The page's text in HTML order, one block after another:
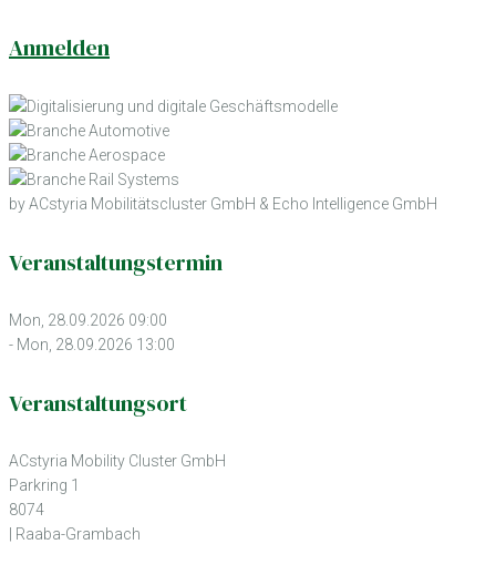
Anmelden
by ACstyria Mobilitätscluster GmbH & Echo Intelligence GmbH
Veranstaltungstermin
Mon, 28.09.2026 09:00
- Mon, 28.09.2026 13:00
Veranstaltungsort
ACstyria Mobility Cluster GmbH
Parkring 1
8074
| Raaba-Grambach